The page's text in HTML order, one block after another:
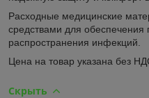
Расходные медицинские
средствами для обеспечения
распространения инфекций.
Цена на товар указана без
Скрыть